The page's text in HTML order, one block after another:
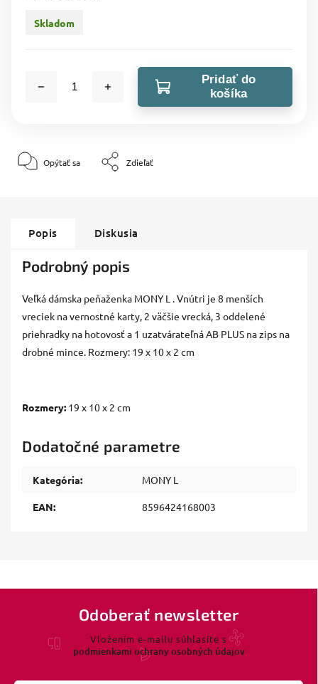
Skladom
Pridať do
košíka
Opýtať sa Zdieľať
Popis Diskusia
Podrobný popis
Veľká dámska peňaženka MONY L . Vnútri je 8 menších
vreciek na vernostné karty, 2 väčšie vrecká, 3 oddelené
priehradky na hotovosť a 1 uzatvárateľná AB PLUS na zips na
drobné mince. Rozmery: 19 x 10 x 2 cm
Rozmery: 19 x 10 x 2 cm
Dodatočné parametre
Kategória: MONY L
EAN: 8596424168003
Odoberať newsletter
Vložením e-mailu súhlasíte s
podmienkami ochrany osobných údajov